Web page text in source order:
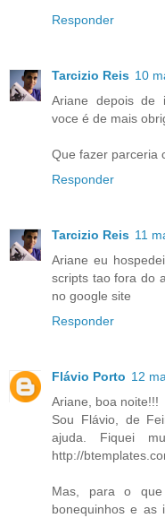
Responder
Tarcizio Reis 10
Ariane depois de
voce é de mais
Que fazer parceria
Responder
Tarcizio Reis 11
Ariane eu
scripts tao fora do
no google site
Responder
Flávio Porto 12
Ariane, boa noite!!!
Sou Flávio, de
ajuda. Fiquei
http://
Mas, para o que
bonequinhos e as